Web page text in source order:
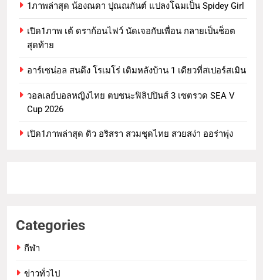
1ภาพล่าสุด น้องณดา ปุณณกันต์ แปลงโฉมเป็น Spidey Girl
เปิด1ภาพ เต้ ดราก้อนไฟว์ นัดเจอกับเพื่อน กลายเป็นช็อต
สุดท้าย
อาร์เซน่อล สนดึง โรเมโร่ เติมหลังบ้าน 1 เดียวที่สเปอร์สเมิน
วอลเลย์บอลหญิงไทย ตบชนะฟิลิปปินส์ 3 เซตรวด SEA V
Cup 2026
เปิด1ภาพล่าสุด ดิว อริสรา สวมชุดไทย สวยสง่า ออร่าพุ่ง
Categories
กีฬา
ข่าวทั่วไป